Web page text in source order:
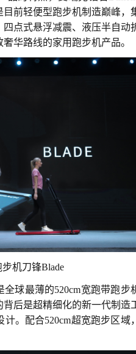
前轻便型跑步机制造巅峰，
点式悬浮减震、液压半自动
华路线的家用跑步机产品。
机刀锋Blade
全球最薄的520cm宽跑带跑步
后是超精细化的新一代制造
。配合520cm超宽跑步区域